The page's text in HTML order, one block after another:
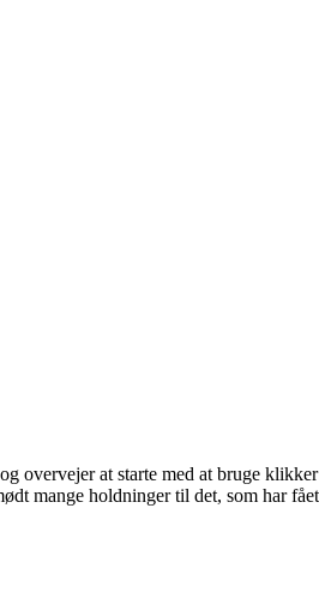
mange holdninger til det, som har